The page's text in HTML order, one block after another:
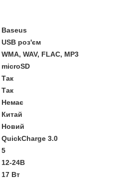
Baseus
USB роз'єм
WMA, WAV, FLAC, MP3
microSD
Так
Так
Немає
Китай
Новий
QuickCharge 3.0
5
12-24В
17 Вт